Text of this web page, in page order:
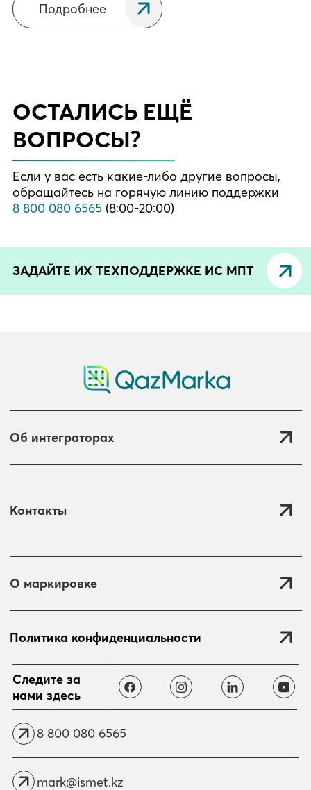
Подробнее
ОСТАЛИСЬ ЕЩЁ
ВОПРОСЫ?
Если у вас есть какие-либо другие вопросы,
обращайтесь на горячую линию поддержки
8 800 080 6565 (8:00-20:00)
ЗАДАЙТЕ ИХ ТЕХПОДДЕРЖКЕ ИС МПТ
Об интеграторах
Контакты
О маркировке
Политика конфиденциальности
Следите за
нами здесь
8 800 080 6565
mark@ismet.kz